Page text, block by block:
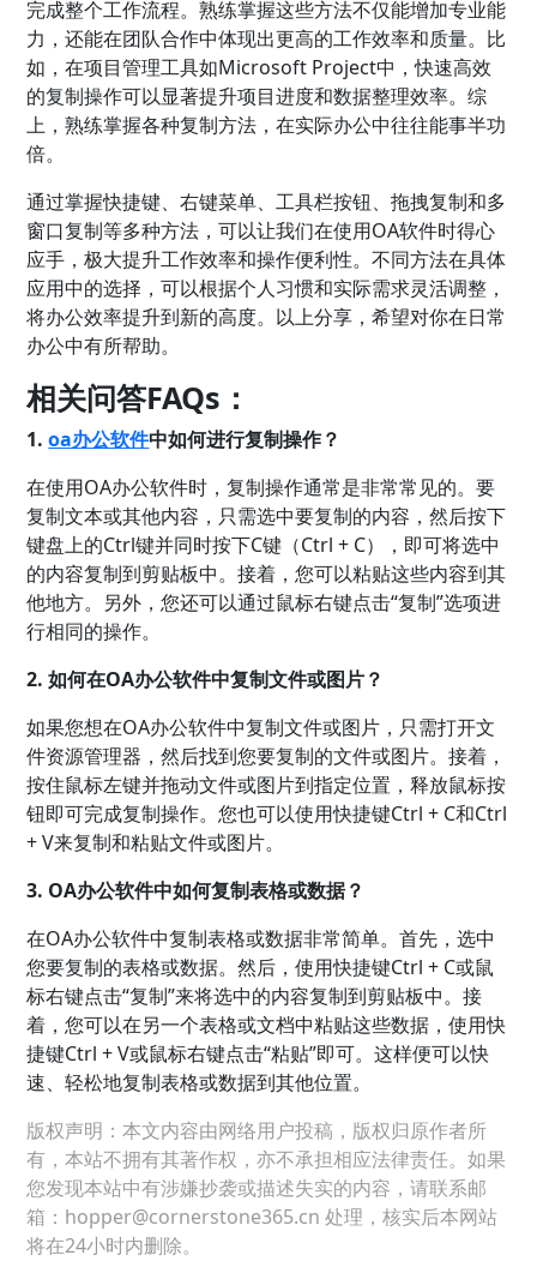
完成整个工作流程。熟练掌握这些方法不仅能增加专业能
力，还能在团队合作中体现出更高的工作效率和质量。比
如，在项目管理工具如Microsoft Project中，快速高效
的复制操作可以显著提升项目进度和数据整理效率。综
上，熟练掌握各种复制方法，在实际办公中往往能事半功
倍。
通过掌握快捷键、右键菜单、工具栏按钮、拖拽复制和多
窗口复制等多种方法，可以让我们在使用OA软件时得心
应手，极大提升工作效率和操作便利性。不同方法在具体
应用中的选择，可以根据个人习惯和实际需求灵活调整，
将办公效率提升到新的高度。以上分享，希望对你在日常
办公中有所帮助。
相关问答FAQs：
1.oa办公软件中如何进行复制操作？
在使用OA办公软件时，复制操作通常是非常常见的。要
复制文本或其他内容，只需选中要复制的内容，然后按下
键盘上的Ctrl键并同时按下C键（Ctrl + C），即可将选中
的内容复制到剪贴板中。接着，您可以粘贴这些内容到其
他地方。另外，您还可以通过鼠标右键点击“复制”选项进
行相同的操作。
2. 如何在OA办公软件中复制文件或图片？
如果您想在OA办公软件中复制文件或图片，只需打开文
件资源管理器，然后找到您要复制的文件或图片。接着，
按住鼠标左键并拖动文件或图片到指定位置，释放鼠标按
钮即可完成复制操作。您也可以使用快捷键Ctrl + C和Ctrl
+ V来复制和粘贴文件或图片。
3. OA办公软件中如何复制表格或数据？
在OA办公软件中复制表格或数据非常简单。首先，选中
您要复制的表格或数据。然后，使用快捷键Ctrl + C或鼠
标右键点击“复制”来将选中的内容复制到剪贴板中。接
着，您可以在另一个表格或文档中粘贴这些数据，使用快
捷键Ctrl + V或鼠标右键点击“粘贴”即可。这样便可以快
速、轻松地复制表格或数据到其他位置。
版权声明：本文内容由网络用户投稿，版权归原作者所
有，本站不拥有其著作权，亦不承担相应法律责任。如果
您发现本站中有涉嫌抄袭或描述失实的内容，请联系邮
箱：hopper@cornerstone365.cn 处理，核实后本网站
将在24小时内删除。